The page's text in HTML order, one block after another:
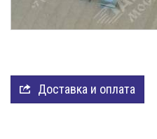
Доставка и оплата